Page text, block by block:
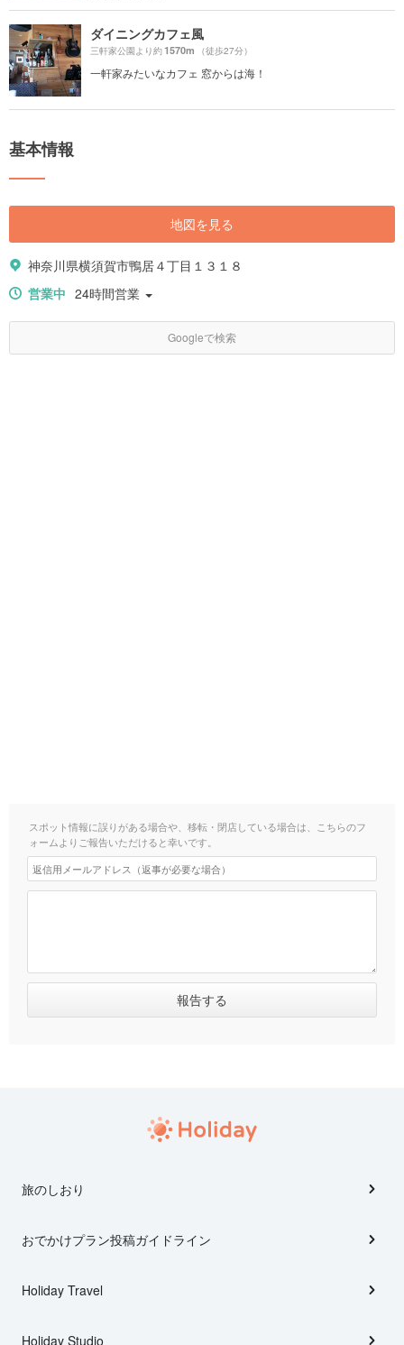
ダイニングカフェ風
三軒家公園より約1570m （徒歩27分）
一軒家みたいなカフェ 窓からは海！
基本情報
地図を見る
神奈川県横須賀市鴨居４丁目１３１８
営業中 24時間営業
Googleで検索
スポット情報に誤りがある場合や、移転・閉店している場合は、こちらのフ
ォームよりご報告いただけると幸いです。
旅のしおり
おでかけプラン投稿ガイドライン
Holiday Travel
Holiday Studio